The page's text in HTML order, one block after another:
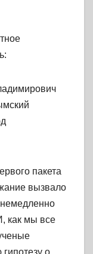
пакета
вызвало
как мы все